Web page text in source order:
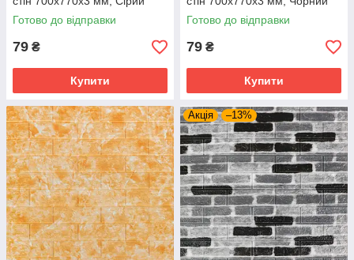
піщаник (59-3)
Готово до відправки
79 ₴
Купити
мармур (061-3)
Готово до відправки
79 ₴
Купити
Акція –13%